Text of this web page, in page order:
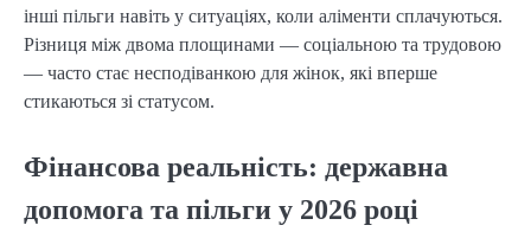
інші пільги навіть у ситуаціях, коли аліменти сплачуються.
Різниця між двома площинами — соціальною та трудовою
— часто стає несподіванкою для жінок, які вперше
стикаються зі статусом.
Фінансова реальність: державна
допомога та пільги у 2026 році